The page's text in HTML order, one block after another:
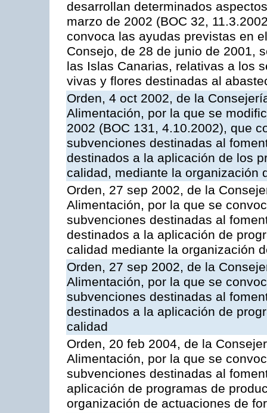
desarrollan determinados
marzo de 2002 (BOC 32,
convoca las ayudas previstas en
Consejo, de 28 de junio de 2001,
las Islas Canarias, relativas a los
vivas y flores destinadas al
Orden, 4 oct 2002, de la
Alimentación, por la que se
2002 (BOC 131, 4.10.2002), que
subvenciones destinadas al
destinados a la aplicación de los
calidad, mediante la organización
Orden, 27 sep 2002, de la
Alimentación, por la que se
subvenciones destinadas al
destinados a la aplicación de
calidad mediante la organización
Orden, 27 sep 2002, de la
Alimentación, por la que se
subvenciones destinadas al
destinados a la aplicación de
calidad
Orden, 20 feb 2004, de la
Alimentación, por la que se
subvenciones destinadas al
aplicación de programas de
organización de actuaciones de